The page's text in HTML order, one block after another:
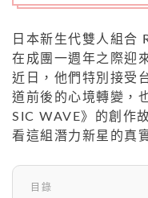
日本新生代雙人組合
在成團一週年之際迎
近日，他們特別接受
道前後的心境轉變，
SIC WAVE》的創作
看這組潛力新星的真
目錄